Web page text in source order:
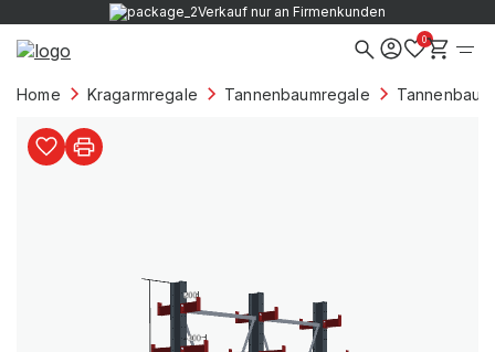
Verkauf nur an Firmenkunden
0
Home Kragarmregale Tannenbaumregale